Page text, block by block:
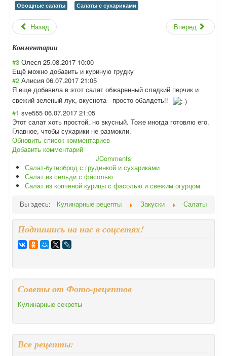
Овощные салаты Салаты с сухариками
Назад Вперед
Комментарии
#3 Олеся 25.08.2017 10:00
Ещё можно добавить и куриную грудку
#2 Алисия 06.07.2017 21:05
Я еще добавила в этот салат обжаренный сладкий перчик и
свежий зеленый лук, вкуснота - просто обалдеть!!
#1 sve555 06.07.2017 21:05
Этот салат хоть простой, но вкусный. Тоже иногда готовлю его.
Главное, чтобы сухарики не размокли.
Обновить список комментариев
Добавить комментарий
JComments
Салат-бутерброд с грудинкой и сухариками
Салат из сельди с фасолью
Салат из копченой курицы с фасолью и свежим огурцом
Вы здесь:
Кулинарные рецепты Закуски Салаты
Подпишись на нас в соцсетях!
Cоветы от Фото-рецептов
Кулинарные секреты
Все рецепты: